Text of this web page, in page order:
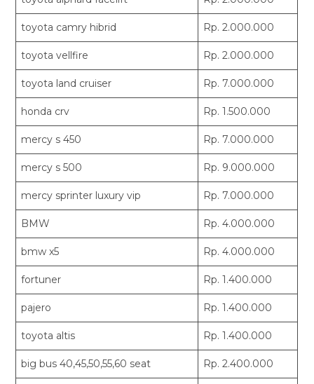
toyota camry hibrid Rp. 2.000.000
toyota vellfire Rp. 2.000.000
toyota land cruiser Rp. 7.000.000
honda crv Rp. 1.500.000
mercy s 450 Rp. 7.000.000
mercy s 500 Rp. 9.000.000
mercy sprinter luxury vip Rp. 7.000.000
BMW Rp. 4.000.000
bmw x5 Rp. 4.000.000
fortuner Rp. 1.400.000
pajero Rp. 1.400.000
toyota altis Rp. 1.400.000
big bus 40,45,50,55,60 seat Rp. 2.400.000